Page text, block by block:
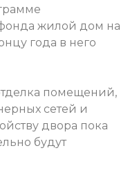
жилой дом на
года в него
помещений,
сетей и
двора пока
будут